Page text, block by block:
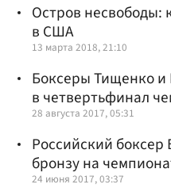
Остров несвободы:
в США
13 марта 2018, 21:10
Боксеры Тищенко
в четвертьфинал
28 августа 2017, 05:31
Российский боксер
бронзу на
24 июня 2017, 03:37